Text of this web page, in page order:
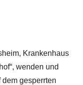
Krankenhaus
wenden und
gesperrten